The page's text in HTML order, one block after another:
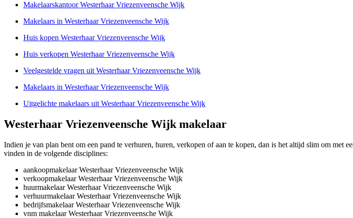
Makelaarskantoor Westerhaar Vriezenveensche Wijk
Makelaars in Westerhaar Vriezenveensche Wijk
Huis kopen Westerhaar Vriezenveensche Wijk
Huis verkopen Westerhaar Vriezenveensche Wijk
Veelgestelde vragen uit Westerhaar Vriezenveensche Wijk
Makelaars in Westerhaar Vriezenveensche Wijk
Uitgelichte makelaars uit Westerhaar Vriezenveensche Wijk
Westerhaar Vriezenveensche Wijk makelaar
Indien je van plan bent om een pand te verhuren, huren, verkopen of aan te kopen, dan is het altijd slim om met
vinden in de volgende disciplines:
aankoopmakelaar Westerhaar Vriezenveensche Wijk
verkoopmakelaar Westerhaar Vriezenveensche Wijk
huurmakelaar Westerhaar Vriezenveensche Wijk
verhuurmakelaar Westerhaar Vriezenveensche Wijk
bedrijfsmakelaar Westerhaar Vriezenveensche Wijk
vnm makelaar Westerhaar Vriezenveensche Wijk